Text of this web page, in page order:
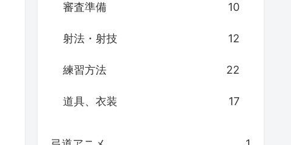
審査準備 10
射法・射技 12
練習方法 22
道具、衣装 17